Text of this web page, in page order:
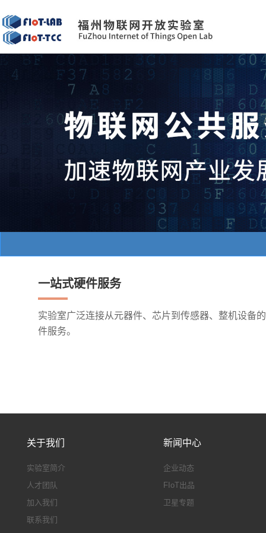
一站式硬件服务
实验室广泛连接从元器件、芯片到传感器、整机设备
件服务。
关于我们
实验室简介
人才团队
加入我们
联系我们
新闻中心
企业动态
FIoT出品
卫星专题